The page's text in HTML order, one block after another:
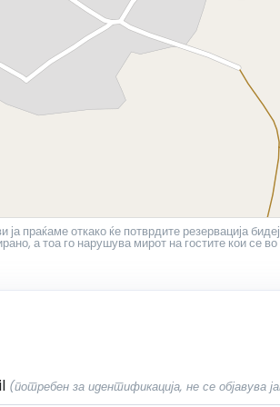
праќаме откако ќе потврдите резервација
а тоа го нарушува мирот на гостите кои се во
(потребен за идентификација, не се објавува